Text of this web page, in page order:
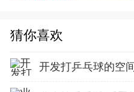
猜你喜欢